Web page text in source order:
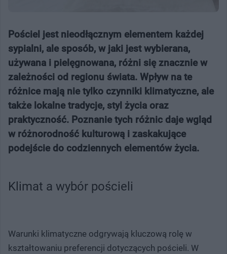
Pościel jest nieodłącznym elementem każdej
sypialni, ale sposób, w jaki jest wybierana,
używana i pielęgnowana, różni się znacznie w
zależności od regionu świata. Wpływ na te
różnice mają nie tylko czynniki klimatyczne, ale
także lokalne tradycje, styl życia oraz
praktyczność. Poznanie tych różnic daje wgląd
w różnorodność kulturową i zaskakujące
podejście do codziennych elementów życia.
Klimat a wybór pościeli
Warunki klimatyczne odgrywają kluczową rolę w
kształtowaniu preferencji dotyczących pościeli. W